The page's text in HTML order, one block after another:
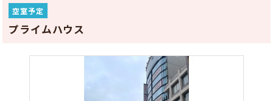
空室予定
プライムハウス